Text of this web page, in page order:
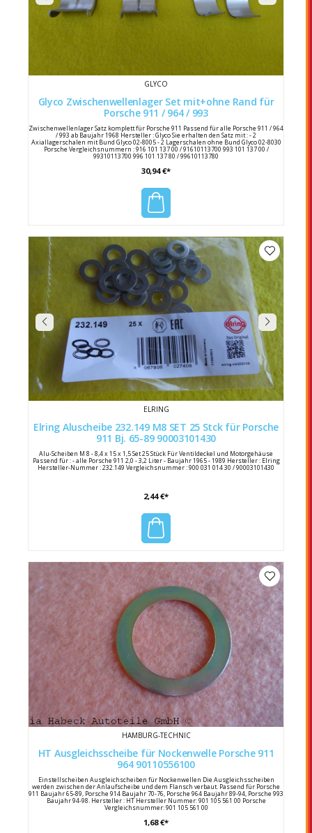
GLYCO
Glyco Zwischenwellenlager Set mit+ohne Rand für
Porsche 911 / 964 / 993
Zwischenwellenlager Satz komplett für Porsche 911 Passend für alle Porsche 911 / 964
/ 993 ab Baujahr 1968 Hersteller : Glyco Sie erhalten den Satz mit : - 2
Axiallagerschalen mit Bund Glyco 02-8005 - 2 Lagerschalen ohne Bund Glyco 02-8030
Porsche Vergleichsnummern : 916 101 137 00 / 91610113700 993 101 137 00 /
99310113700 996 101 137 80 / 99610113780
30,94 €*
ELRING
Elring Aluscheibe 232.149 M8 SET 25 Stck für Porsche
911 Bj. 65-89 90003101430
Alu-Scheiben M 8 - 8,4 x 15 x 1,5 Set 25 Stück Für Ventildeckel und Motorgehäuse
Passend für : - alle Porsche 911 2,0 - 3,2 Liter - Baujahr 1965 - 1989 Hersteller : Elring
Hersteller-Nummer : 232.149 Vergleichsnummer : 900 031 014 30 / 90003101430
2,44 €*
HAMBURG-TECHNIC
HT Ausgleichsscheibe für Nockenwelle Porsche 911
964 90110556100
Einstellscheiben Ausgleichscheiben für Nockenwellen Die Ausgleichsscheiben
werden zwischen der Anlaufscheibe und dem Flansch verbaut. Passend für Porsche
911 Baujahr 65-89, Porsche 914 Baujahr 70-76, Porsche 964 Baujahr 89-94, Porsche 993
Baujahr 94-98. Hersteller : HT Hersteller Nummer: 901 105 561 00 Porsche
Vergleichsnummer: 901 105 561 00
1,68 €*